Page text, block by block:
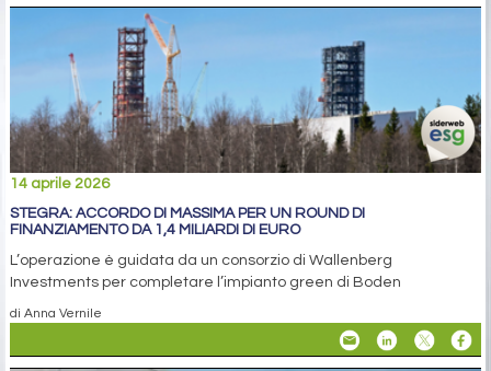
14 aprile 2026
STEGRA: ACCORDO DI MASSIMA PER UN ROUND DI
FINANZIAMENTO DA 1,4 MILIARDI DI EURO
L’operazione è guidata da un consorzio di Wallenberg
Investments per completare l’impianto green di Boden
di Anna Vernile